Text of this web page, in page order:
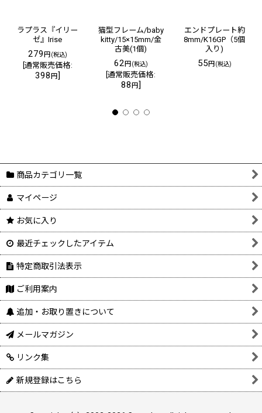
ラプラス『イリー
ゼ』Irise
279円(税込)
通常販売価格:
398円]
猫型フレーム/baby
kitty/15×15mm/金
古美(1個)
62円(税込)
[通常販売価格:
88円]
エンドプレート約
8mm/K16GP（5個
入り)
55円(税込)
商品カテゴリ一覧
マイページ
お気に入り
最近チェックしたアイテム
特定商取引法表示
ご利用案内
追加・お取り置きについて
メールマガジン
リンク集
新規登録はこちら